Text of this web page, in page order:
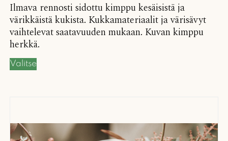
Ilmava rennosti sidottu kimppu kesäisistä ja
värikkäistä kukista. Kukkamateriaalit ja värisävyt
vaihtelevat saatavuuden mukaan. Kuvan kimppu
herkkä.
Valitse